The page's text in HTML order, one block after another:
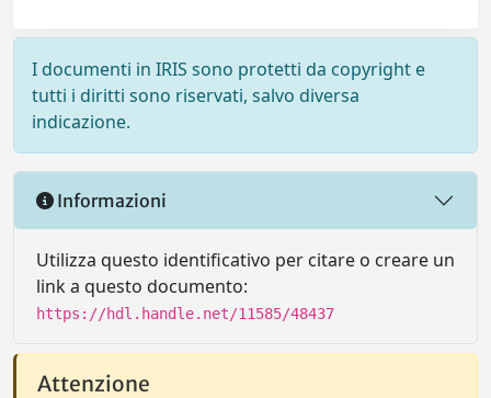
I documenti in IRIS sono protetti da copyright e
tutti i diritti sono riservati, salvo diversa
indicazione.
Informazioni
Utilizza questo identificativo per citare o creare un
link a questo documento:
https://hdl.handle.net/11585/48437
Attenzione